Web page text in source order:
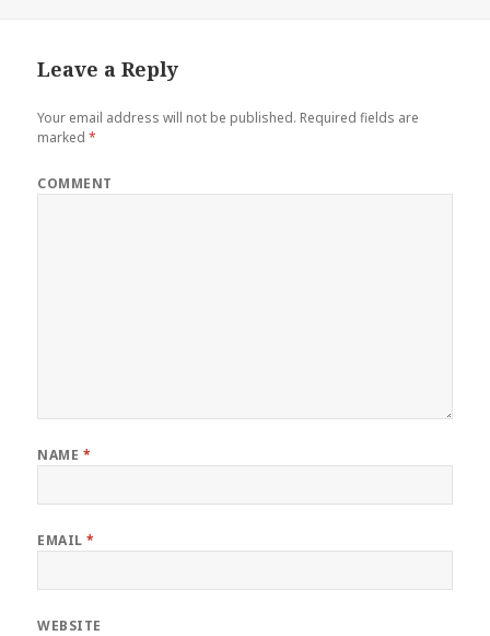
Leave a Reply
Your email address will not be published. Required fields are
marked*
COMMENT
NAME *
EMAIL*
WEBSITE